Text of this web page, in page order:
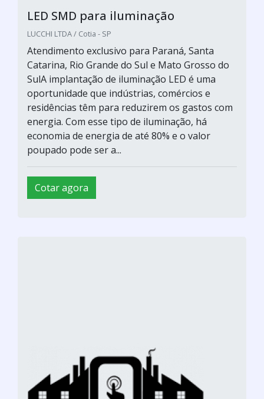
LED SMD para iluminação
LUCCHI LTDA / Cotia - SP
Atendimento exclusivo para Paraná, Santa
Catarina, Rio Grande do Sul e Mato Grosso do
SulA implantação de iluminação LED é uma
oportunidade que indústrias, comércios e
residências têm para reduzirem os gastos com
energia. Com esse tipo de iluminação, há
economia de energia de até 80% e o valor
poupado pode ser a...
Cotar agora